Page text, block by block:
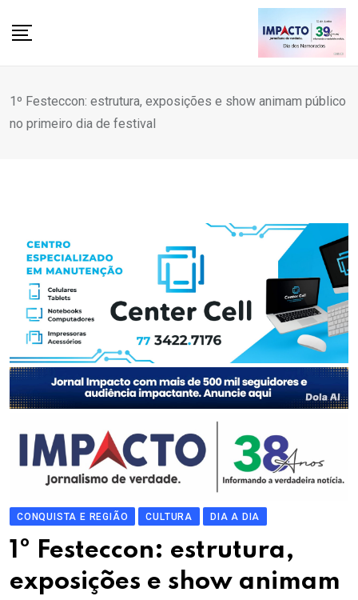
1º Festeccon: estrutura, exposições e show animam público
no primeiro dia de festival
CONQUISTA E REGIÃO CULTURA DIA A DIA
1º Festeccon: estrutura,
exposições e show animam